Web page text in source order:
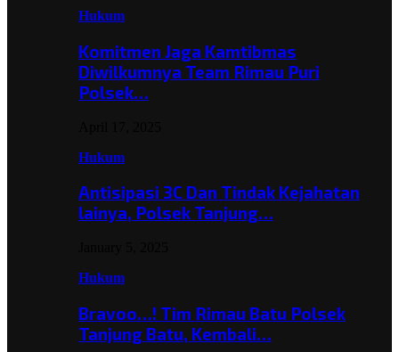
Hukum
Komitmen Jaga Kamtibmas
Diwilkumnya Team Rimau Puri
Polsek…
Hukum
Antisipasi 3C Dan Tindak Kejahatan
lainya, Polsek Tanjung…
Hukum
Bravoo…! Tim Rimau Batu Polsek
Tanjung Batu, Kembali…